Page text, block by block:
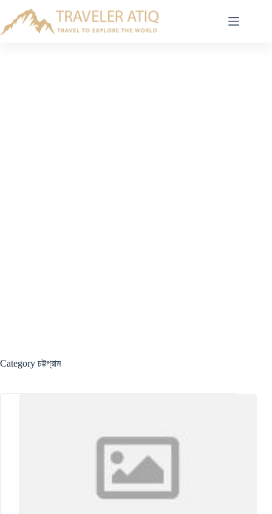
content
Category চট্টগ্রাম